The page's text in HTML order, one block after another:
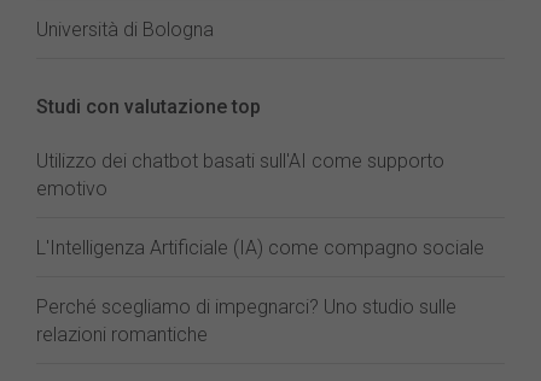
Università di Bologna
Studi con valutazione top
Utilizzo dei chatbot basati sull'AI come supporto
emotivo
L'Intelligenza Artificiale (IA) come compagno sociale
Perché scegliamo di impegnarci? Uno studio sulle
relazioni romantiche